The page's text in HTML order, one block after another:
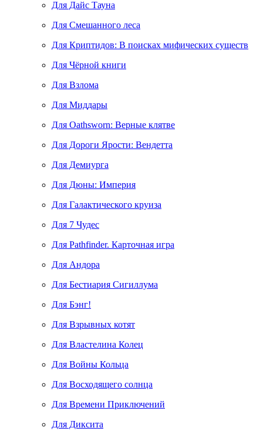
Для Дайс Тауна
Для Смешанного леса
Для Криптидов: В поисках мифических существ
Для Чёрной книги
Для Взлома
Для Миддары
Для Oathsworn: Верные клятве
Для Дороги Ярости: Вендетта
Для Демиурга
Для Дюны: Империя
Для Галактического круиза
Для 7 Чудес
Для Pathfinder. Карточная игра
Для Андора
Для Бестиария Сигиллума
Для Бэнг!
Для Взрывных котят
Для Властелина Колец
Для Войны Кольца
Для Восходящего солнца
Для Времени Приключений
Для Диксита